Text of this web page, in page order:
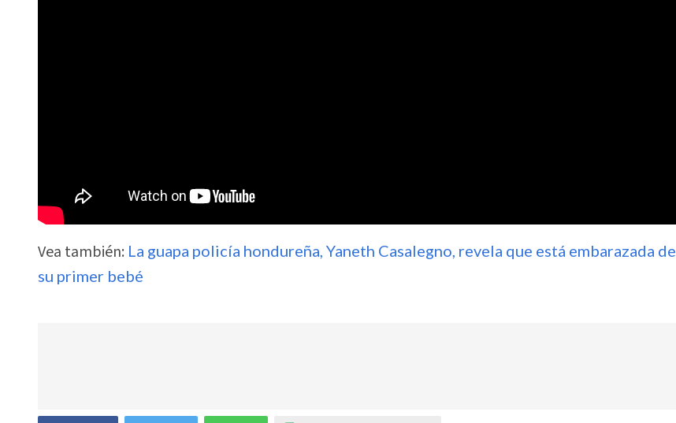
Vea también: La guapa policía hondureña, Yaneth Casalegno, revela que está embarazada de
su primer bebé